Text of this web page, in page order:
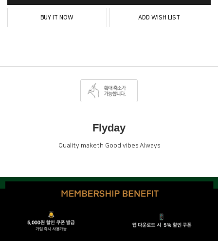
BUY IT NOW ADD WISH LIST
Flyday
Quality maketh Good vibes Always